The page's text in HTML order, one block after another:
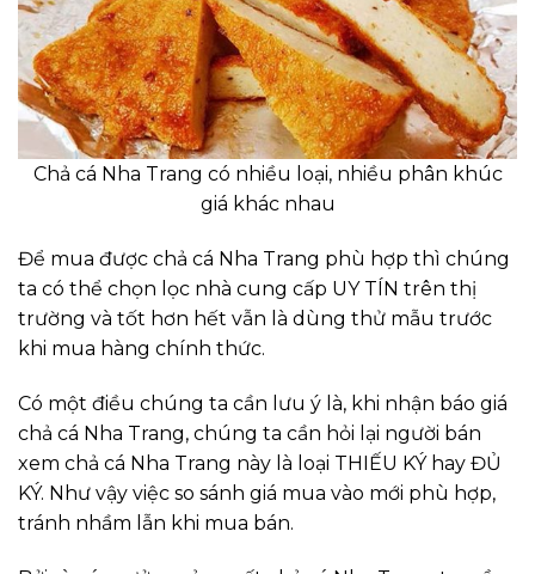
Chả cá Nha Trang có nhiều loại, nhiều phân khúc
giá khác nhau
Để mua được chả cá Nha Trang phù hợp thì chúng
ta có thể chọn lọc nhà cung cấp UY TÍN trên thị
trường và tốt hơn hết vẫn là dùng thử mẫu trước
khi mua hàng chính thức.
Có một điều chúng ta cần lưu ý là, khi nhận báo giá
chả cá Nha Trang, chúng ta cần hỏi lại người bán
xem chả cá Nha Trang này là loại THIẾU KÝ hay ĐỦ
KÝ. Như vậy việc so sánh giá mua vào mới phù hợp,
tránh nhầm lẫn khi mua bán.